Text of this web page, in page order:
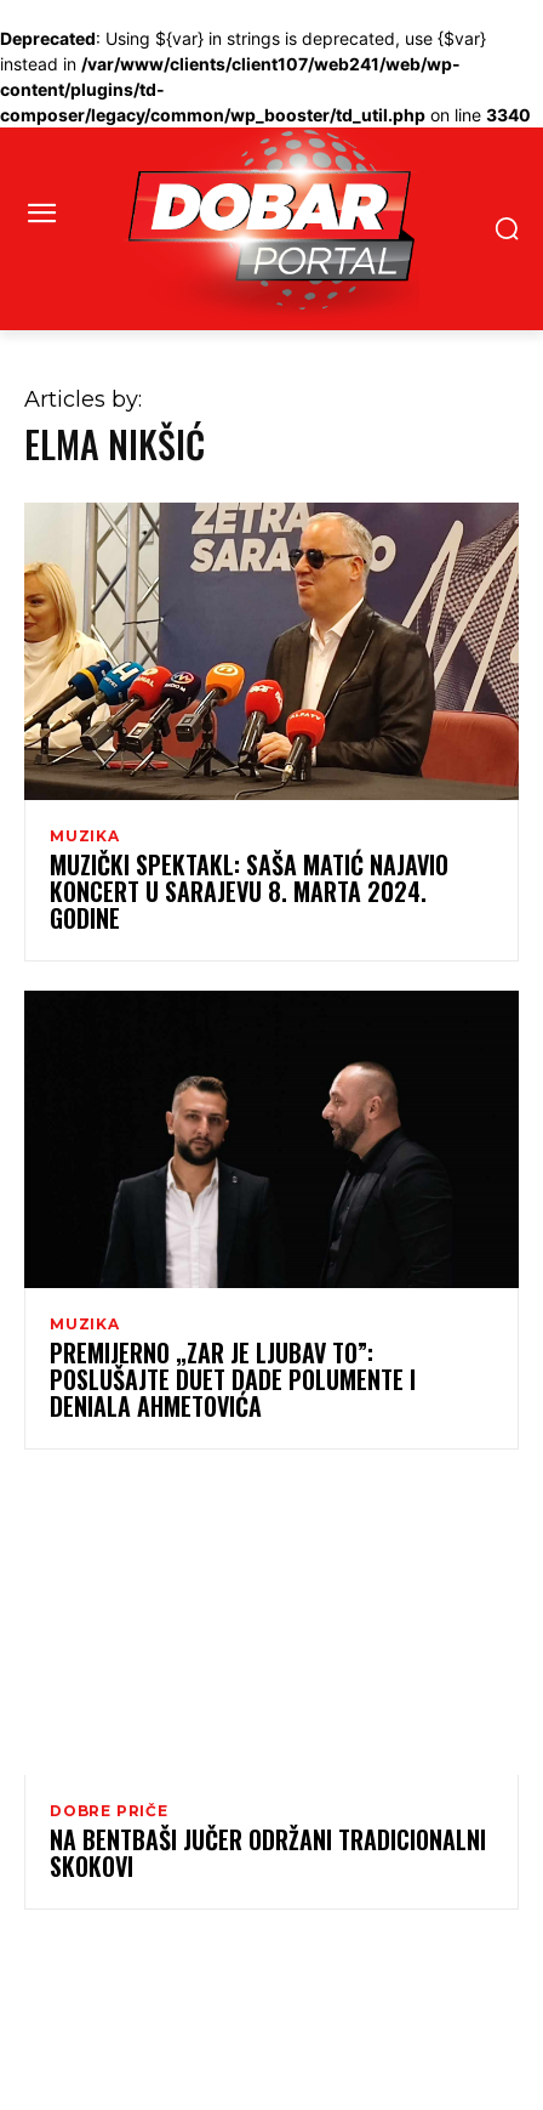
Deprecated: Using ${var} in strings is deprecated, use {$var}
instead in /var/www/clients/client107/web241/web/wp-
content/plugins/td-
composer/legacy/common/wp_booster/td_util.php on line 3340
Articles by:
ELMA NIKŠIĆ
MUZIKA
MUZIČKI SPEKTAKL: SAŠA MATIĆ NAJAVIO
KONCERT U SARAJEVU 8. MARTA 2024.
GODINE
MUZIKA
PREMIJERNO „ZAR JE LJUBAV TO”:
POSLUŠAJTE DUET DADE POLUMENTE I
DENIALA AHMETOVIĆA
DOBRE PRIČE
NA BENTBAŠI JUČER ODRŽANI TRADICIONALNI
SKOKOVI